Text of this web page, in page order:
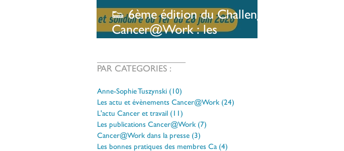
👟 6ème édition du Challenge
Cancer@Work : les
PAR CATEGORIES :
Anne-Sophie Tuszynski (10)
Les actu et évènements Cancer@Work (24)
L'actu Cancer et travail (11)
Les publications Cancer@Work (7)
Cancer@Work dans la presse (3)
Les bonnes pratiques des membres Ca (4)